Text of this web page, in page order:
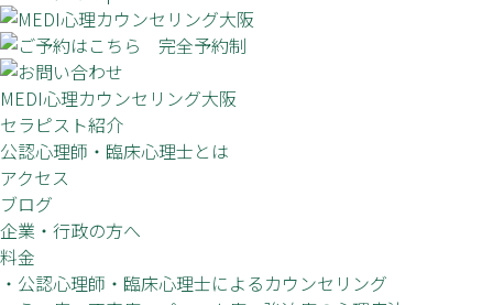
MEDI心理カウンセリング大阪
セラピスト紹介
公認心理師・臨床心理士とは
アクセス
ブログ
企業・行政の方へ
料金
・公認心理師・臨床心理士によるカウンセリング